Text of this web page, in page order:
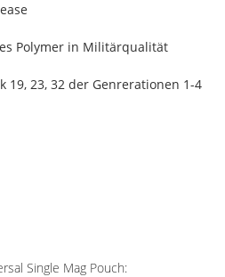
Polymer in Militärqualität
19, 23, 32 der Genrerationen 1-4
Single Mag Pouch: